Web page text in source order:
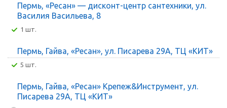
Пермь, «Ресан» — дисконт-центр сантехники, ул.
Василия Васильева, 8
1 шт.
Пермь, Гайва, «Ресан», ул. Писарева 29А, ТЦ «КИТ»
5 шт.
Пермь, Гайва, «Ресан» Крепеж&Инструмент, ул.
Писарева 29А, ТЦ «КИТ»